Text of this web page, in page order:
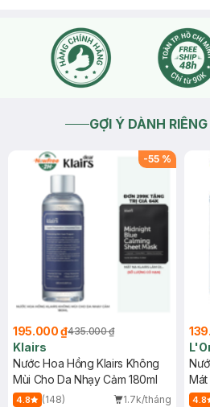
GỢI Ý DÀNH
-55 %
195.000 ₫435.000 ₫
Klairs
Nước Hoa Hồng Klairs Không
Mùi Cho Da Nhạy Cảm 180ml
4.8 (148)
1.7k/tháng
Mát
4.8